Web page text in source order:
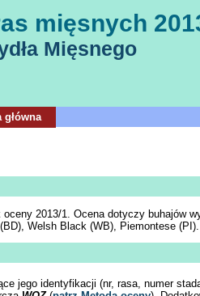
mięsnych
Mięsnego
główna
oceny 2013/1. Ocena dotyczy buhajów
Welsh Black (WB), Piemontese (PI).
jego identyfikacji (nr, rasa, numer